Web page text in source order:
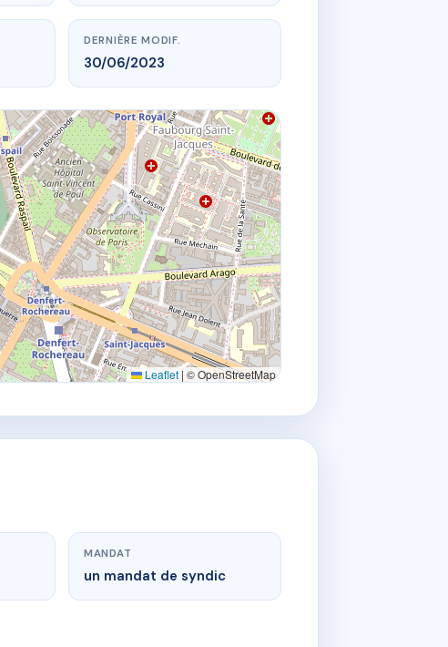
DERNIÈRE MODIF.
30/06/2023
Leaflet | © OpenStreetMap
MANDAT
un mandat de syndic